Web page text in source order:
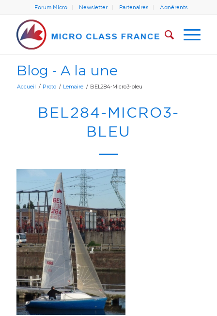
Forum Micro Newsletter Partenaires Adhérents
Blog - A la une
Accueil / Proto / Lemaire / BEL284-Micro3-bleu
BEL284-MICRO3-
BLEU